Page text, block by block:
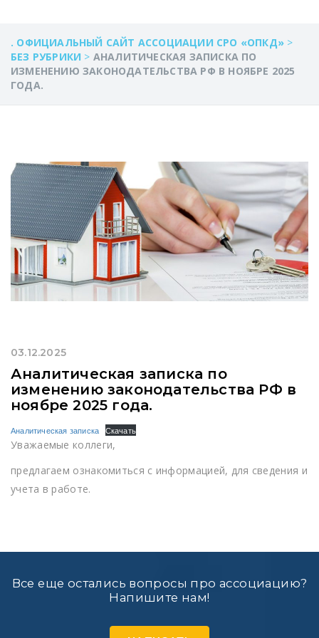
. ОФИЦИАЛЬНЫЙ САЙТ АССОЦИАЦИИ СРО «ОПКД» >
БЕЗ РУБРИКИ > АНАЛИТИЧЕСКАЯ ЗАПИСКА ПО
ИЗМЕНЕНИЮ ЗАКОНОДАТЕЛЬСТВА РФ В НОЯБРЕ 2025
ГОДА.
03.12.2025
Аналитическая записка по
изменению законодательства РФ в
ноябре 2025 года.
Аналитическая записка Скачать
Уважаемые коллеги,
предлагаем ознакомиться с информацией, для сведения и
учета в работе.
Все еще остались вопросы про ассоциацию?
Напишите нам!